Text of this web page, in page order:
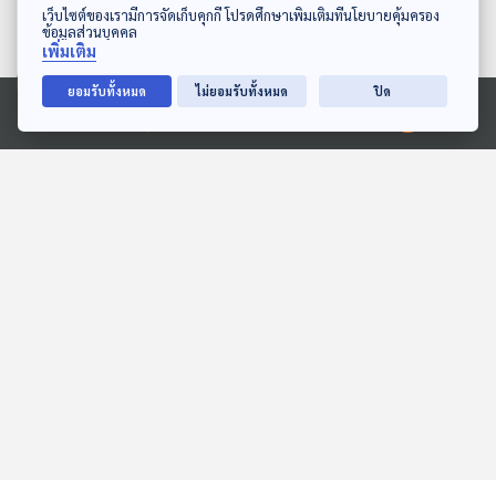
ดาวน์โหลด Thai PBS Podcast Application
Ⓒ 2020 องค์การกระจายเสียงและแพร่ภาพสาธารณะแห่งประเทศไทย
เว็บไซต์ของเรามีการจัดเก็บคุกกี้ โปรดศึกษาเพิ่มเติมที่นโยบายคุ้มครอง
ข้อมูลส่วนบุคคล
เพิ่มเติม
ยอมรับทั้งหมด ไม่ยอมรับทั้งหมด ปิด